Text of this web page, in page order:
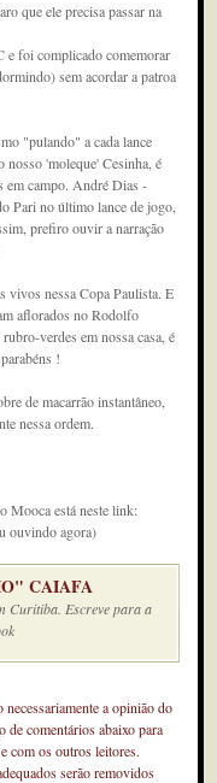
que ele precisa passar na
e foi complicado comemorar
sem acordar a patroa
"pulando" a cada lance
'moleque' Cesinha, é
em campo. André Dias -
Pari no último lance de jogo,
prefiro ouvir a narração
vivos nessa Copa Paulista. E
aflorados no Rodolfo
verdes em nossa casa, é
!
de macarrão instantâneo,
nessa ordem.
Mooca está neste link:
ouvindo agora)
CAIAFA
Curitiba. Escreve para a
necessariamente a opinião do
comentários abaixo para
com os outros leitores.
serão removidos